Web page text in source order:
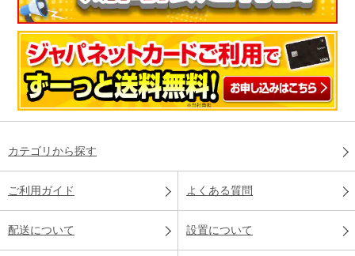
カテゴリから探す
ご利用ガイド よくある質問
配送について 設置について